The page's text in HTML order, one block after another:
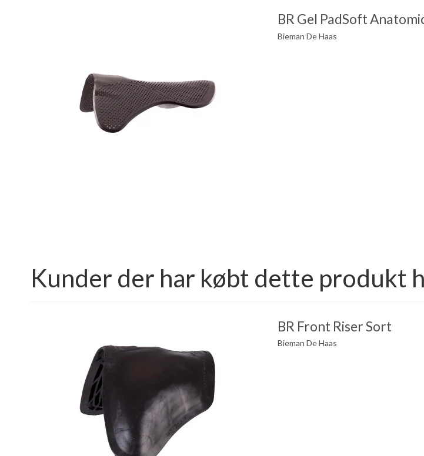
BR Gel PadSoft
Bieman De Haas
Kunder der har købt dette produkt
BR Front Riser Sort
Bieman De Haas